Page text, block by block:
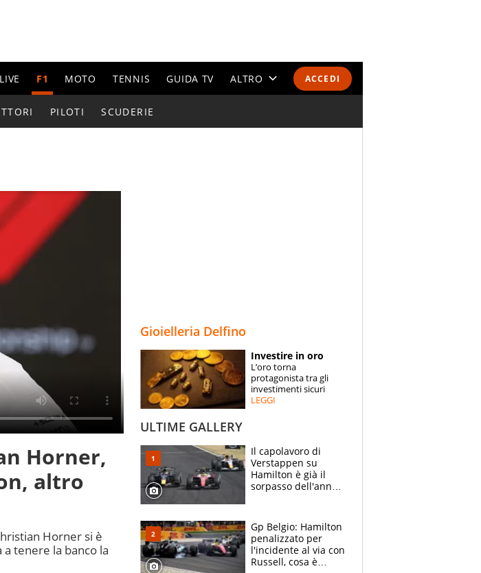
ACCEDI
F1 MOTO TENNIS GUIDA TV ALTRO
ESPERTI
CONTATTI
PILOTI SCUDERIE
Horner,
altro
Horner si è
tenere la banco la
Gioielleria Delfino
Investire in oro
L’oro torna
protagonista tra gli
investimenti sicuri
LEGGI
ULTIME GALLERY
Il capolavoro di
Verstappen su
Hamilton è già il
sorpasso dell'anno:
2021
Gp Belgio: Hamilton
penalizzato per
l'incidente al via con
Russell, cosa è